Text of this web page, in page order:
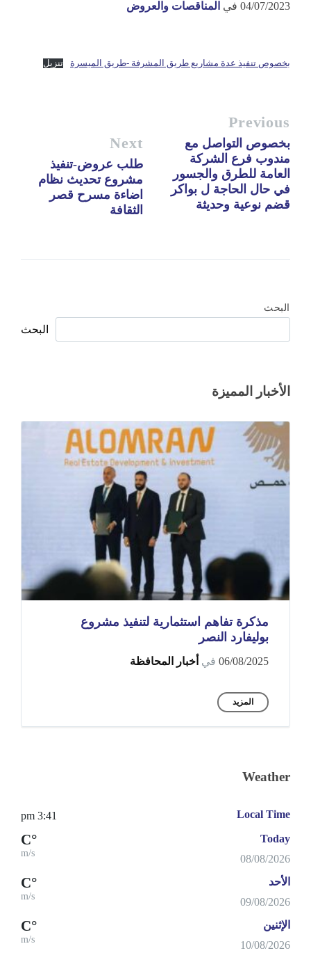
04/07/2023 في المناقصات والعروض
بخصوص تنفيذ عدة مشاريع طريق المشرفة -طريق الميسرة تنزيل
Previous
بخصوص التواصل مع
مندوب فرع الشركة
العامة للطرق والجسور
في حال الحاجة ل بواكر
قضم نوعية وحديثة
Next
طلب عروض-تنفيذ
مشروع تحديث نظام
اضاءة مسرح قصر
الثقافة
البحث
البحث
الأخبار المميزة
مذكرة تفاهم استثمارية لتنفيذ مشروع
بوليفارد النصر
06/08/2025 في أخبار المحافظة
المزيد
Weather
Local Time
3:41 pm
Today
08/08/2026
°C
m/s
الأحد
09/08/2026
°C
m/s
الإثنين
10/08/2026
°C
m/s